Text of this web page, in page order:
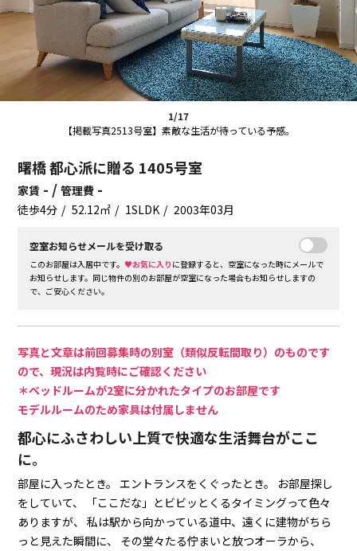
1/17
【掲載写真2513号室】素敵な生活が待っている予感。
曙橋 都心派に贈る 1405号室
家賃 - /管理費 -
徒歩4分 52.12㎡ 1SLDK 2003年03月
空室お知らせメールを受け取る
このお部屋は入居中です。♥お気に入り に登録すると、空室になった時にメールで
お知らせします。同じ物件の別のお部屋が空室になった場合もお知らせしますの
で、ご安心ください。
写真と文章は前回募集時の別室（類似反転間取り）のものです
ので、現況は内覧時にご確認ください
＊ベッドルームが2室に分かれたタイプのお部屋です
モデルルームのため家具は付属しません
都心にふさわしい上質で快適な生活舞台がここ
に。
部屋に入ったとき。 エントランスをくぐったとき。
お部屋探し
をしていて、
「ここだな」とビビッとくるタイミングって色々
ありますが、 私は駅から向かっている道中、遠くに建物がちら
っと見えた瞬間に、
その堂々たる佇まいと放つオーラから、